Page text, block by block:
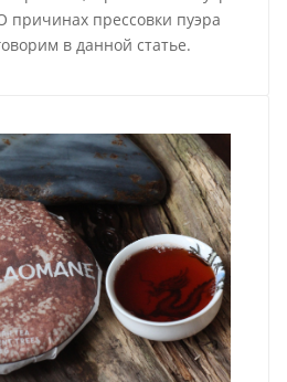
причинах прессовки пуэра
в данной статье.